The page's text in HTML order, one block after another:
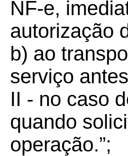
NF-e,
autorização
b) ao
serviço
II - no caso
quando
operação.”;